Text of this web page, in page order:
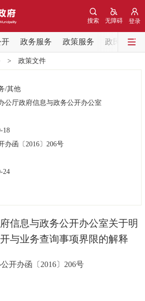
登录
无障碍
搜索
政务服务 政策服务 政民互动
国务院信息
政策解读 回应关切
专题公开
> 政策文件
/其他
公厅政府信息与政务公开办公室
18
办函 〔2016〕 206号
24
信息与政务公开办公室关于明
与业务查询事项界限的解释
开办函〔2016〕206号